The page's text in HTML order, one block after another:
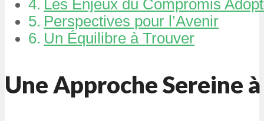
Les Enjeux du Compromis
Perspectives pour l’Avenir
Un Équilibre à Trouver
Une Approche Sereine